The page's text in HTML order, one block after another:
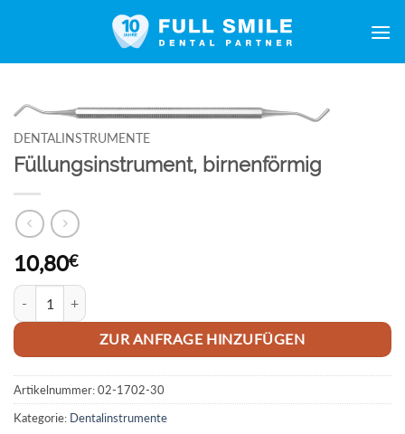
DENTALINSTRUMENTE
Füllungsinstrument, birnenförmig
10,80€
Füllungsinstrument, birnenförmig Menge
ZUR ANFRAGE HINZUFÜGEN
Artikelnummer:02-1702-30
Kategorie: Dentalinstrumente